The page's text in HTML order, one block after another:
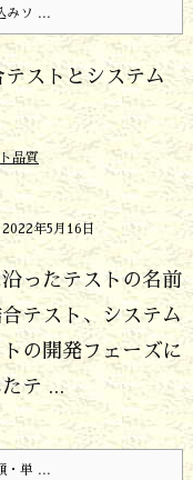
みソ ...
ストとシステム
品質
2022年5月16日
ったテストの名前
テスト、システム
の開発フェーズに
テ ...
・単 ...